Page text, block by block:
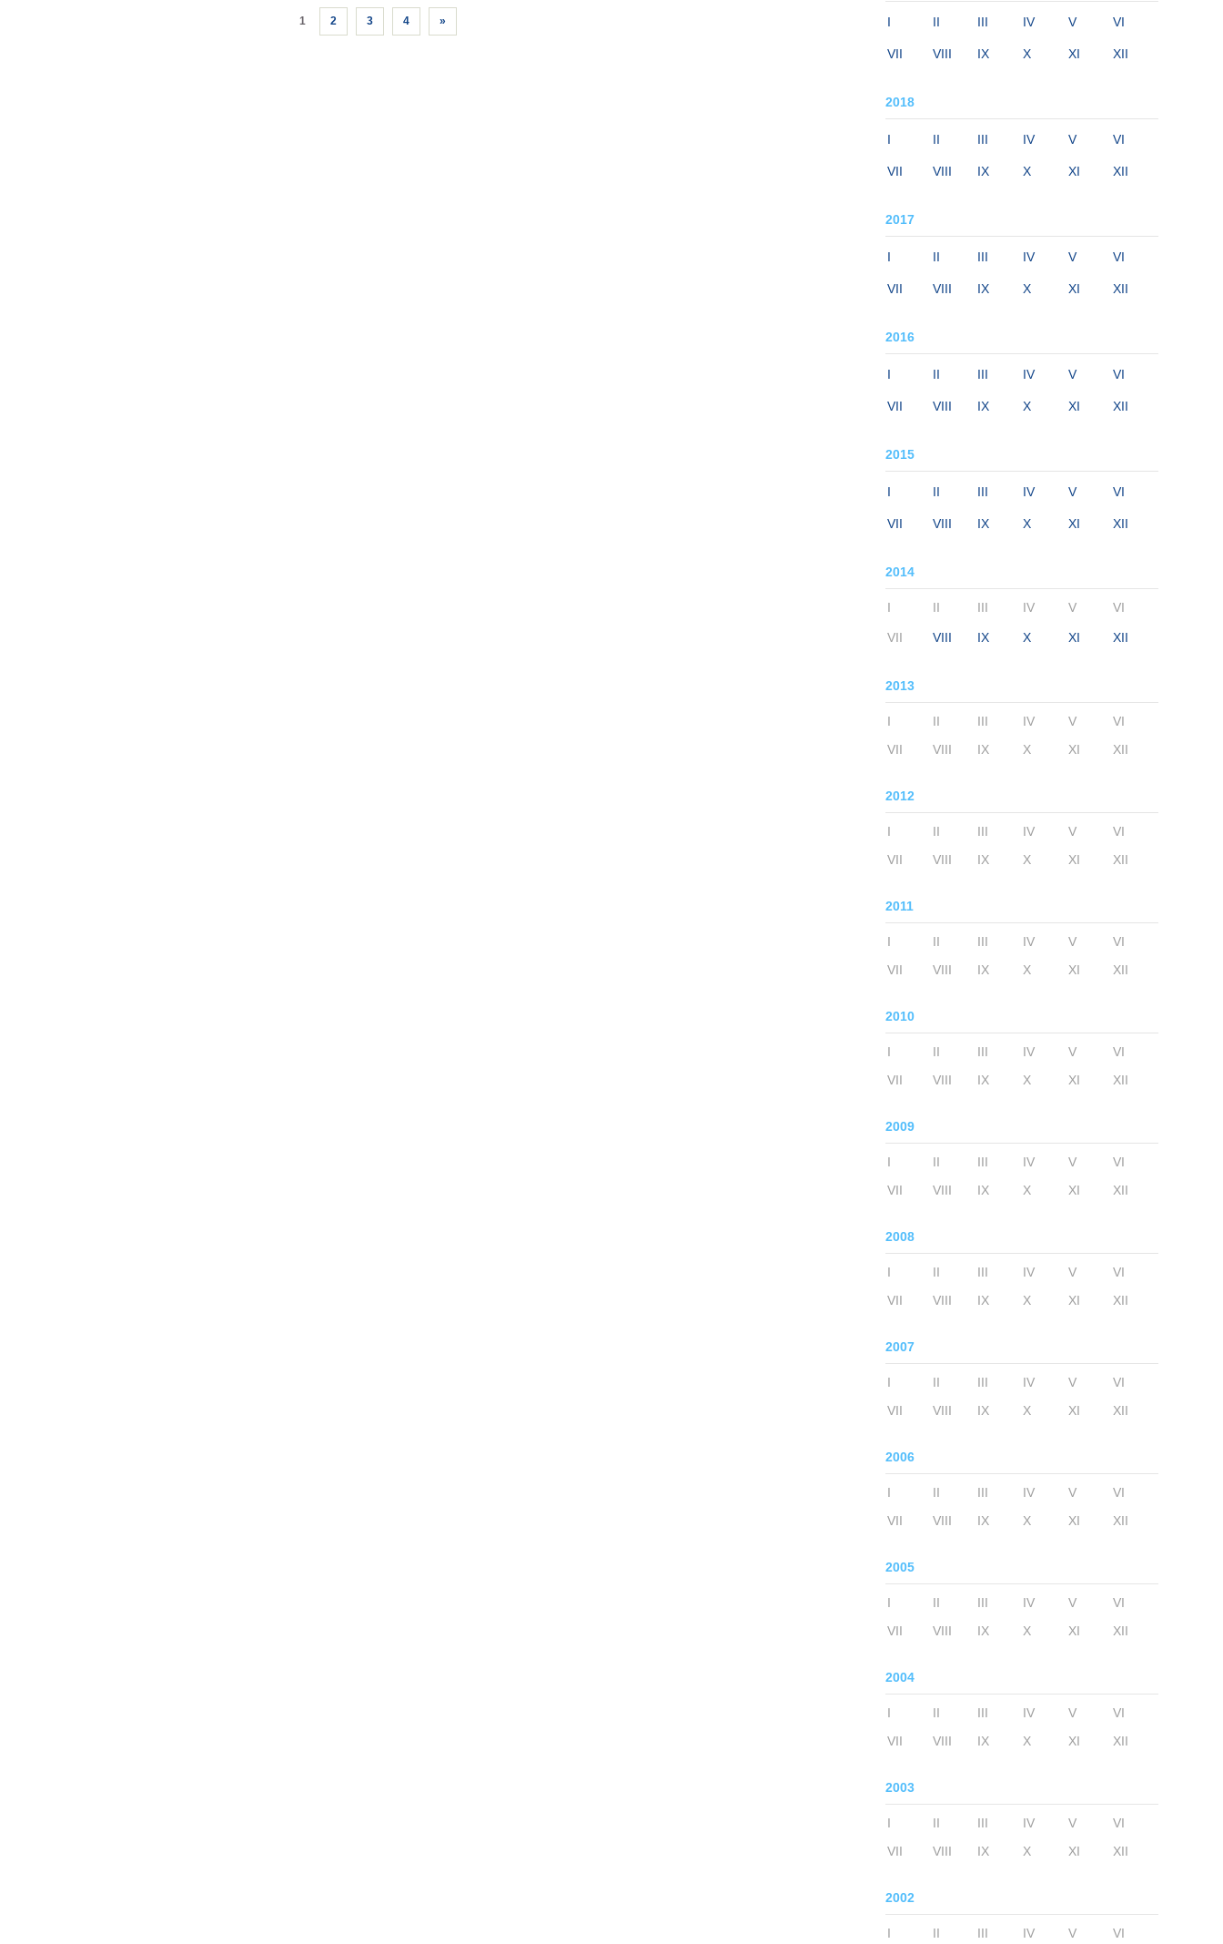
I II III IV V VI
VII VIII IX X XI XII
2018
I II III IV V VI
VII VIII IX X XI XII
2017
I II III IV V VI
VII VIII IX X XI XII
2016
I II III IV V VI
VII VIII IX X XI XII
2015
I II III IV V VI
VII VIII IX X XI XII
2014
I II III IV V VI
VII VIII IX X XI XII
2013
I II III IV V
VI
VII
VIII IX X XI XII
2012
I II III IV V
VI
VII
VIII IX X XI XII
2011
I II III IV V
VI
VII
VIII IX X XI XII
2010
I II III IV V
VI
VII
VIII IX X XI XII
2009
I II III IV V
VI
VII
VIII IX X XI XII
2008
I II III IV V
VI
VII
VIII IX X XI XII
2007
I II III IV V
VI
VII
VIII IX X XI XII
2006
I II III IV V
VI
VII
VIII IX X XI XII
2005
I II III IV V
VI
VII
VIII IX X XI XII
2004
I II III IV V
VI
VII
VIII IX X XI XII
2003
I II III IV V
VI
VII
VIII IX X XI XII
2002
I II III IV V VI
1 2 3 4 »